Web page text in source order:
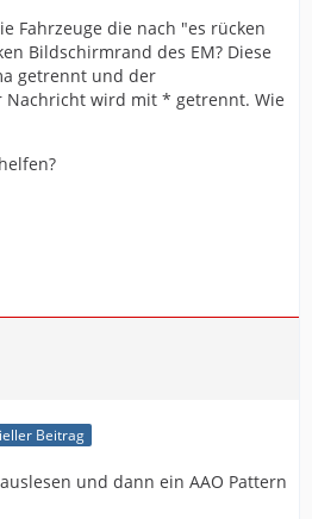
Fahrzeuge die nach "es rücken
Bildschirmrand des EM? Diese
getrennt und der
Nachricht wird mit * getrennt. Wie
Beitrag
und dann ein AAO Pattern